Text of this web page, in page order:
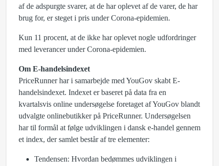
af de adspurgte svarer, at de har oplevet af de varer, de har
brug for, er steget i pris under Corona-epidemien.
Kun 11 procent, at de ikke har oplevet nogle udfordringer
med leverancer under Corona-epidemien.
Om E-handelsindexet
PriceRunner har i samarbejde med YouGov skabt E-
handelsindexet. Indexet er baseret på data fra en
kvartalsvis online undersøgelse foretaget af YouGov blandt
udvalgte onlinebutikker på PriceRunner. Undersøgelsen
har til formål at følge udviklingen i dansk e-handel gennem
et index, der samlet består af tre elementer:
Tendensen: Hvordan bedømmes udviklingen i